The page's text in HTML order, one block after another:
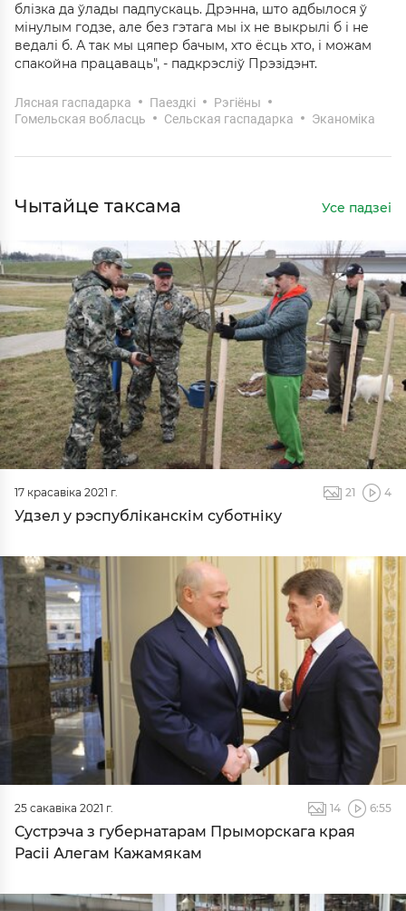
блізка да ўлады падпускаць. Дрэнна, што адбылося ў
мінулым годзе, але без гэтага мы іх не выкрылі б і не
ведалі б. А так мы цяпер бачым, хто ёсць хто, і можам
спакойна працаваць", - падкрэсліў Прэзідэнт.
Лясная гаспадарка Паездкі
Рэгіёны
Гомельская вобласць
Сельская гаспадарка Эканоміка
Чытайце таксама Усе падзеі
17 красавіка 2021 г. 21 4
Удзел у рэспубліканскім суботніку
25 сакавіка 2021 г. 14 6:55
Сустрэча з губернатарам Прыморскага края
Расіі Алегам Кажамякам